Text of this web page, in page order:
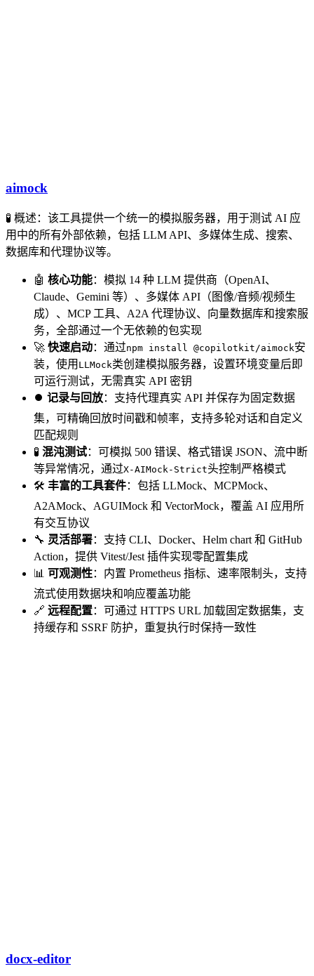
aimock
🧪 概述：该工具提供一个统一的模拟服务器，用于测试 AI 应
用中的所有外部依赖，包括 LLM API、多媒体生成、搜索、
数据库和代理协议等。
🤖 核心功能：模拟 14 种 LLM 提供商（OpenAI、
Claude、Gemini 等）、多媒体 API（图像/音频/视频生
成）、MCP 工具、A2A 代理协议、向量数据库和搜索服
务，全部通过一个无依赖的包实现
🚀 快速启动：通过npm install @copilotkit/aimock安
装，使用 LLMock类创建模拟服务器，设置环境变量后即
可运行测试，无需真实 API 密钥
⏺️ 记录与回放：支持代理真实 API 并保存为固定数据
集，可精确回放时间戳和帧率，支持多轮对话和自定义
匹配规则
🧪 混沌测试：可模拟 500 错误、格式错误 JSON、流中断
等异常情况，通过X-AIMock-Strict头控制严格模式
🛠️ 丰富的工具套件：包括 LLMock、MCPMock、
A2AMock、AGUIMock 和 VectorMock，覆盖 AI 应用所
有交互协议
🔧 灵活部署：支持 CLI、Docker、Helm chart 和 GitHub
Action，提供 Vitest/Jest 插件实现零配置集成
📊 可观测性：内置 Prometheus 指标、速率限制头，支持
流式使用数据块和响应覆盖功能
🔗 远程配置：可通过 HTTPS URL 加载固定数据集，支
持缓存和 SSRF 防护，重复执行时保持一致性
docx-editor